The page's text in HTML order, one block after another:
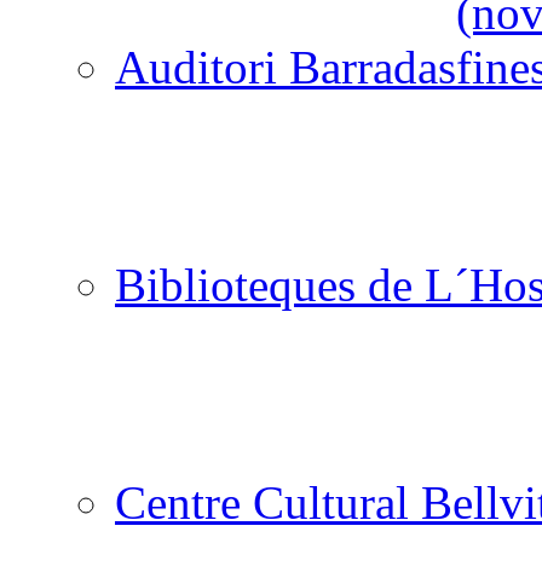
Auditori Barradas
Biblioteques de
Centre Cultural